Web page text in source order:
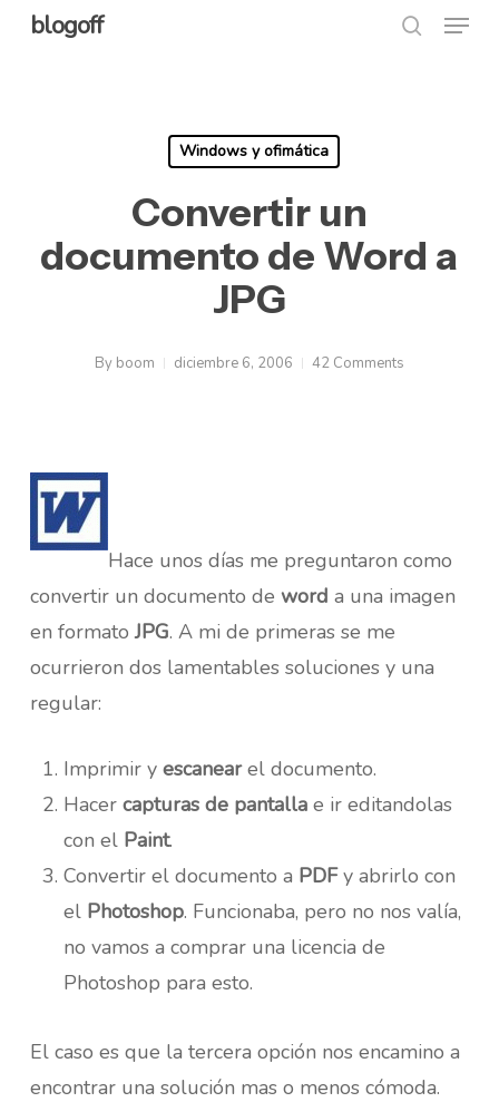
Skipblogoff Menu
Windows y ofimática
Convertir un
documento de Word a
JPG
By boom diciembre 6, 2006 42 Comments
Hace unos días me preguntaron como
convertir un documento de word a una imagen
en formatoJPG. A mi de primeras se me
ocurrieron dos lamentables soluciones y una
regular:
Imprimir y escanearel documento.
Hacer capturas de pantallae ir editandolas
con el Paint.
Convertir el documento a PDFy abrirlo con
el Photoshop. Funcionaba, pero no nos valía,
no vamos a comprar una licencia de
Photoshop para esto.
El caso es que la tercera opción nos encamino a
encontrar una solución mas o menos cómoda.